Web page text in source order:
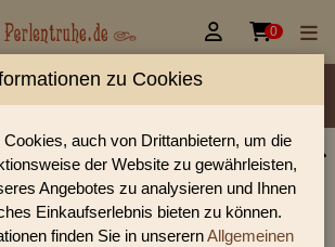
 0
Sorte/Form Farbe
für gedrückte Perlen runde 8,0 mm
Shop finden sie zahlreich gedrückte Perlen
mm und viele weiter Glasperlen.
zu Cookies
auch von Drittanbietern, um die
der Website zu gewährleisten,
Angebotes zu analysieren und Ihnen
Einkaufserlebnis bieten zu können.
finden Sie in unserernAllgemeinen